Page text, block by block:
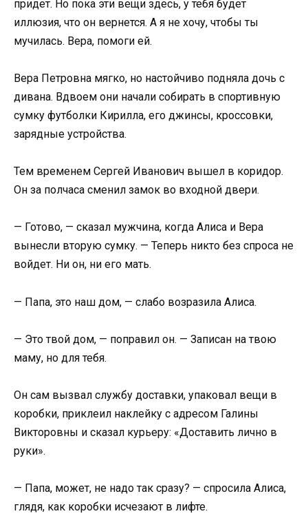
придет. Но пока эти вещи здесь, у тебя будет
иллюзия, что он вернется. А я не хочу, чтобы ты
мучилась. Вера, помоги ей.
Вера Петровна мягко, но настойчиво подняла дочь с
дивана. Вдвоем они начали собирать в спортивную
сумку футболки Кирилла, его джинсы, кроссовки,
зарядные устройства.
Тем временем Сергей Иванович вышел в коридор.
Он за полчаса сменил замок во входной двери.
— Готово, — сказал мужчина, когда Алиса и Вера
вынесли вторую сумку. — Теперь никто без спроса не
войдет. Ни он, ни его мать.
— Папа, это наш дом, — слабо возразила Алиса.
— Это твой дом, — поправил он. — Записан на твою
маму, но для тебя.
Он сам вызвал службу доставки, упаковал вещи в
коробки, приклеил наклейку с адресом Галины
Викторовны и сказал курьеру: «Доставить лично в
руки».
— Папа, может, не надо так сразу? — спросила Алиса,
глядя, как коробки исчезают в лифте.